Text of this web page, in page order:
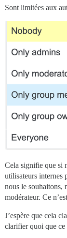
Sont limitées aux
Cela signifie que si
utilisateurs internes
nous le souhaitons,
modérateur. Ce
J’espère que cela
clarifier quoi que ce